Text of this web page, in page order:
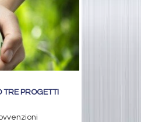
TRE PROGETTI